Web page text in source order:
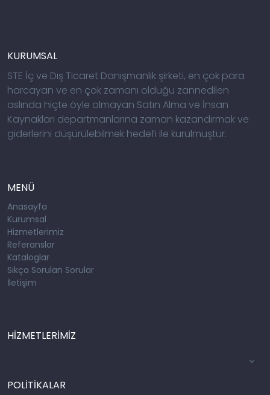
KURUMSAL
STE İç ve Dış Ticaret Danışmanlık şirketi, en çok para
harcayan ve en çok zamanı olduğu zannedilen
aslında hiçte öyle olmayan Satın Alma ve İnsan
Kaynakları departmanlarına zaman kazandırmak ve
giderlerini düşürülebilmek hedefi ile kurulmuştur.
MENÜ
Anasayfa
Kurumsal
Hizmetlerimiz
Referanslar
Kataloglar
Sıkça Sorulan Sorular
İletişim
HİZMETLERİMİZ
POLİTİKALAR